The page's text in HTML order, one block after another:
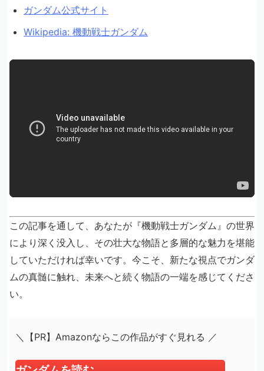
ガンダム公式サイト
Wikipedia: 機動戦士ガンダム
この記事を通して、あなたが『機動戦士ガンダム』の世界
により深く没入し、その壮大な物語と多層的な魅力を堪能
していただければ幸いです。今こそ、新たな視点でガンダ
ムの真髄に触れ、未来へと続く物語の一端を感じてくださ
い。
＼【PR】Amazonならこの作品がすぐ見れる ／